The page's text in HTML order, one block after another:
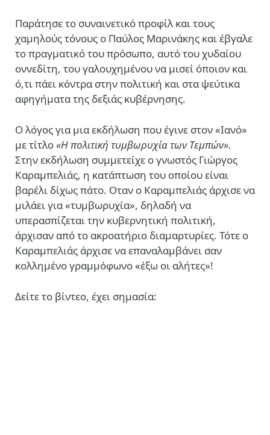
Παράτησε το συναινετικό προφίλ και τους
χαμηλούς τόνους ο Παύλος Μαρινάκης και έβγαλε
το πραγματικό του πρόσωπο, αυτό του χυδαίου
οννεδίτη, του γαλουχημένου να μισεί όποιον και
ό,τι πάει κόντρα στην πολιτική και στα ψεύτικα
αφηγήματα της δεξιάς κυβέρνησης.
Ο λόγος για μια εκδήλωση που έγινε στον «Ιανό»
με τίτλο«Η πολιτική τυμβωρυχία των Τεμπών».
Στην εκδήλωση συμμετείχε ο γνωστός Γιώργος
Καραμπελιάς, η κατάπτωση του οποίου είναι
βαρέλι δίχως πάτο. Οταν ο Καραμπελιάς άρχισε να
μιλάει για «τυμβωρυχία», δηλαδή να
υπερασπίζεται την κυβερνητική πολιτική,
άρχισαν από το ακροατήριο διαμαρτυρίες. Τότε ο
Καραμπελιάς άρχισε να επαναλαμβάνει σαν
κολλημένο γραμμόφωνο «έξω οι αλήτες»!
Δείτε το βίντεο, έχει σημασία: